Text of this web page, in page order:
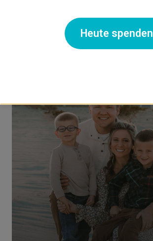
Inon Schampanier
VorstandsmitgliedHeute spenden